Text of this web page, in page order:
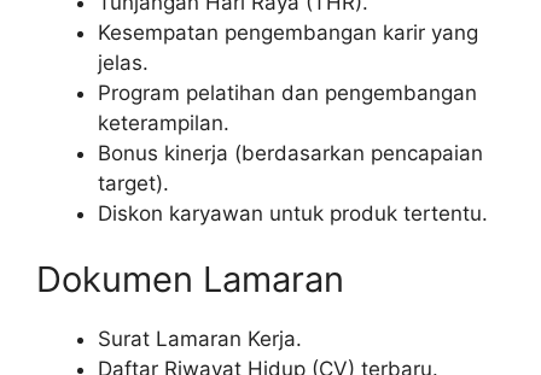
Kesempatan pengembangan karir yang
jelas.
Program pelatihan dan pengembangan
keterampilan.
Bonus kinerja (berdasarkan pencapaian
target).
Diskon karyawan untuk produk tertentu.
Dokumen Lamaran
Surat Lamaran Kerja.
Daftar Riwayat Hidup (CV) terbaru.